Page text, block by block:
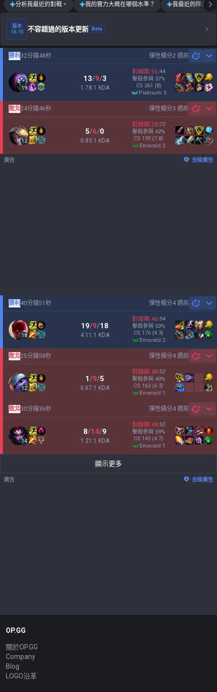
分析我最近的對戰。 我的實力大概在哪個水準？ 我最近的隊友運
版本
16.15
不容錯過的版本更新 Beta
彈性積分2 週前
勝利 32分鐘48秒
19
13/9/3
1.78:1 KDA
對線期 56:44
擊殺參與 37%
CS 261 (8)
platinum 3
彈性積分3 週前
敗北24分鐘46秒
12
5/6/0
0.83:1 KDA
對線期 28:72
擊殺參與 42%
CS 193 (7.8)
emerald 2
廣告 去除廣告
彈性積分4 週前
勝利 40分鐘51秒
18
19/9/18
4.11:1 KDA
對線期 46:54
擊殺參與 50%
CS 176 (4.3)
emerald 2
彈性積分4 週前
敗北25分鐘58秒
12
1/9/5
0.67:1 KDA
對線期 48:52
擊殺參與 40%
CS 163 (6.3)
emerald 1
彈性積分4 週前
敗北30分鐘36秒
14
8/14/9
1.21:1 KDA
對線期 48:52
擊殺參與 59%
CS 145 (4.7)
emerald 1
顯示更多
廣告 去除廣告
OP.GG
關於OP.GG
Company
Blog
LOGO沿革